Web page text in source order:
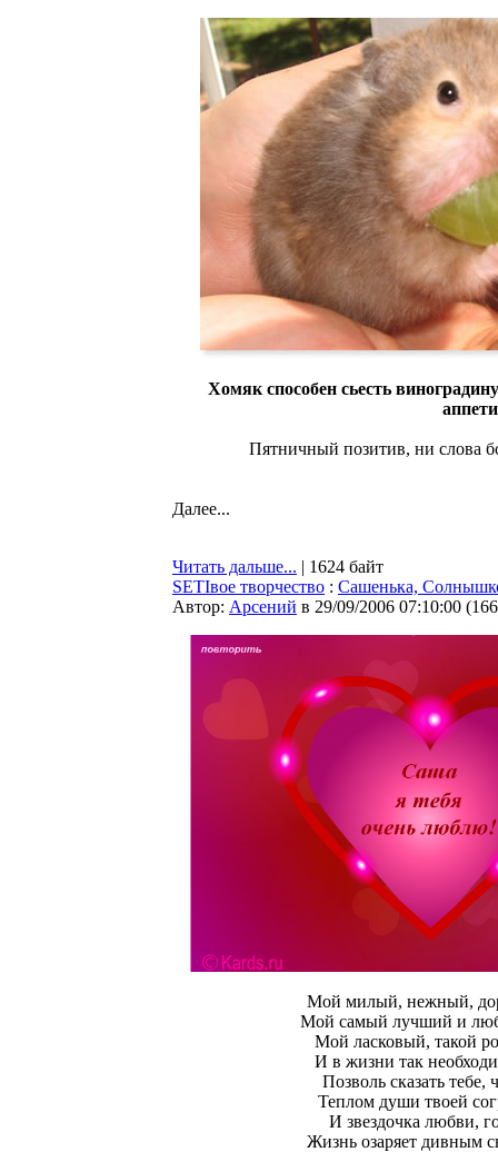
Хомяк способен сьесть
Пятничный позитив, ни слова
Далее...
Читать дальше... | 1624 байт
SETIвое творчество : Сашенька,
Автор: Арсений в 29/09/2006 07:10:00 (
Мой милый, нежный,
Мой самый лучший и
Мой ласковый, такой
И в жизни так
Позволь сказать тебе,
Теплом души твоей
И звездочка любви,
Жизнь озаряет дивным